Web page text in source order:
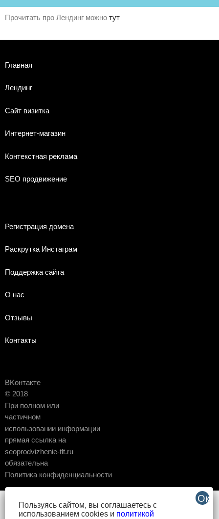
Прочитать про Лендинг можно тут
Главная
Лендинг
Сайт визитка
Интернет-магазин
Контекстная реклама
SEO продвижение
Регистрация домена
Раскрутка Инстаграм
Поддержка сайта
О нас
Отзывы
Контакты
ВKонтакте
© 2018
При полном или
частичном
использовании информации
прямая ссылка на
seoprodvizhenie-tlt.ru
обязательна
Политика конфиденциальности
Пользуясь сайтом, вы соглашаетесь с
использованием cookies и политикой